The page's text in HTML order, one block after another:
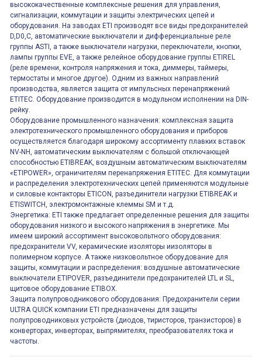
высококачественные комплексные решения для управления,
сигнализации, коммутации и защиты электрических цепей и
оборудования. На заводах ETI производят все виды предохранителей
D,D0,C, автоматические выключатели и дифференциальные реле
группы ASTI, а также выключатели нагрузки, переключатели, кнопки,
лампы группы EVE, а также релейное оборудование группы ETIREL
(реле времени, контроля напряжения и тока, диммеры, таймеры,
термостаты и многое другое). Одним из важных направлений
производства, является защита от импульсных перенапряжений
ETITEC. Оборудование производится в модульном исполнении на DIN-
рейку.
Оборудование промышленного назначения: комплексная защита
электротехнического промышленного оборудования и приборов
осуществляется благодаря широкому ассортименту плавких вставок
NV-NH, автоматическим выключателям с большой отключающей
способностью ETIBREAK, воздушным автоматическим выключателям
«ETIPOWER», ограничителям перенапряжения ETITEC. Для коммутации
и распределения электротехнических цепей применяются модульные
и силовые контакторы ETICON, разъединители нагрузки ETIBREAK и
ETISWITCH, электромонтажные клеммы SM и т.д.
Энергетика: ETI также предлагает определенные решения для защиты
оборудования низкого и высокого напряжения в энергетике. Мы
имеем широкий ассортимент высоковольтного оборудования:
предохранители VV, керамические изоляторы иизоляторы в
полимерном корпусе. А также низковольтное оборудование для
защиты, коммутации и распределения: воздушные автоматические
выключатели ETIPOVER, разъединители предохранителей LTL и SL,
щитовое оборудование ETIBOX.
Защита полупроводникового оборудования: Предохранители серии
ULTRA QUICK компании ETI предназначены для защиты
полупроводниковых устройств (диодов, тиристоров, транзисторов) в
конверторах, инверторах, выпрямителях, преобразователях тока и
частоты.